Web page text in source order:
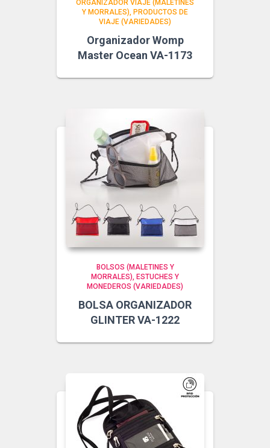
ORGANIZADOR VIAJE (MALETINES
Y MORRALES) PRODUCTOS DE
VIAJE (VARIEDADES)
Organizador Womp
Master Ocean VA-1173
BOLSOS (MALETINES Y
MORRALES)
ESTUCHES Y
MONEDEROS (VARIEDADES)
BOLSA ORGANIZADOR
GLINTER VA-1222